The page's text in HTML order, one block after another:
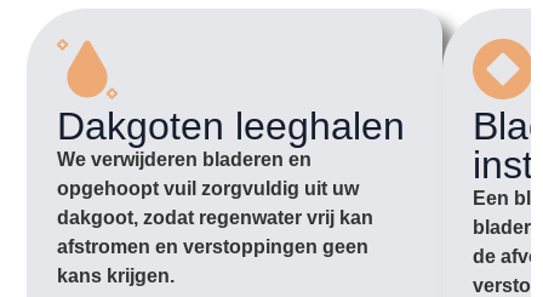
Dakgoten leeghalen
We verwijderen bladeren en
opgehoopt vuil zorgvuldig uit uw
dakgoot, zodat regenwater vrij kan
afstromen en verstoppingen geen
kans krijgen.
Een
de